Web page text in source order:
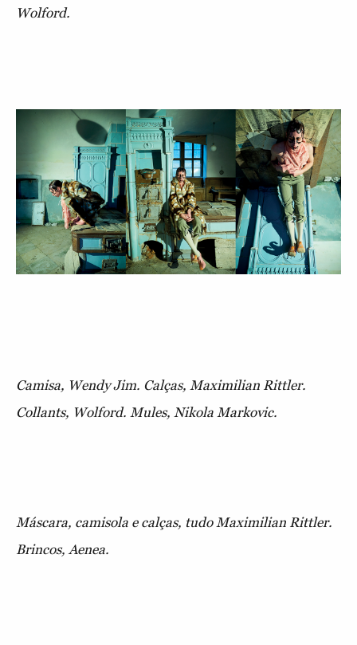
Wolford.
Camisa, Wendy Jim. Calças, Maximilian Rittler.
Collants, Wolford. Mules, Nikola Markovic.
Máscara, camisola e calças, tudo Maximilian Rittler.
Brincos, Aenea.